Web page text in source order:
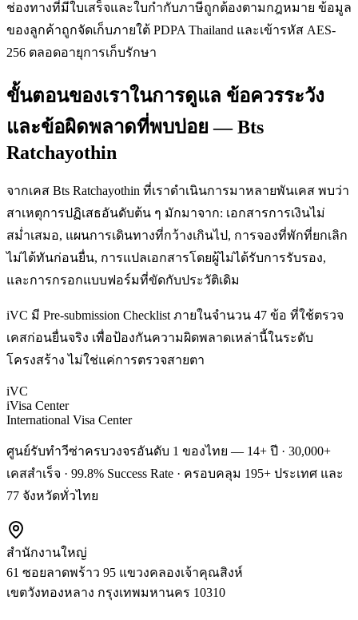
ช่องทางที่มีใบเสร็จและใบกำกับภาษีถูกต้องตามกฎหมาย ข้อมูล
ของลูกค้าถูกจัดเก็บภายใต้ PDPA Thailand และเข้ารหัส AES-
256 ตลอดอายุการเก็บรักษา
ขั้นตอนของเราในการดูแล ข้อควรระวัง
และข้อผิดพลาดที่พบบ่อย — Bts
Ratchayothin
จากเคส Bts Ratchayothin ที่เราดำเนินการมาหลายพันเคส พบว่า
สาเหตุการปฏิเสธอันดับต้น ๆ มักมาจาก: เอกสารการเงินไม่
สม่ำเสมอ, แผนการเดินทางที่กว้างเกินไป, การจองที่พักที่ยกเลิก
ไม่ได้ทันก่อนยื่น, การแปลเอกสารโดยผู้ไม่ได้รับการรับรอง,
และการกรอกแบบฟอร์มที่ขัดกับประวัติเดิม
iVC มี Pre-submission Checklist ภายในจำนวน 47 ข้อ ที่ใช้ตรวจ
เคสก่อนยื่นจริง เพื่อป้องกันความผิดพลาดเหล่านี้ในระดับ
โครงสร้าง ไม่ใช่แค่การตรวจสายตา
iVC
iVisa Center
International Visa Center
ศูนย์รับทำวีซ่าครบวงจรอันดับ 1 ของไทย — 14+ ปี · 30,000+
เคสสำเร็จ · 99.8% Success Rate · ครอบคลุม 195+ ประเทศ และ
77 จังหวัดทั่วไทย
สำนักงานใหญ่
61 ซอยลาดพร้าว 95 แขวงคลองเจ้าคุณสิงห์
เขตวังทองหลาง กรุงเทพมหานคร 10310